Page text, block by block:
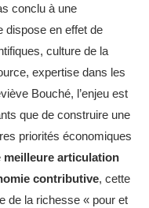
conclu à une
dispose en effet de
culture de la
expertise dans les
Bouché, l’enjeu est
que de construire une
priorités économiques
meilleure articulation
contributive, cette
de la richesse « pour et